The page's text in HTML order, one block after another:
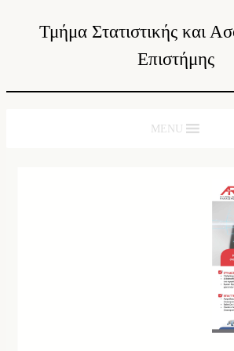
Τμήμα Στατιστικής και
Επιστήμης
MENU